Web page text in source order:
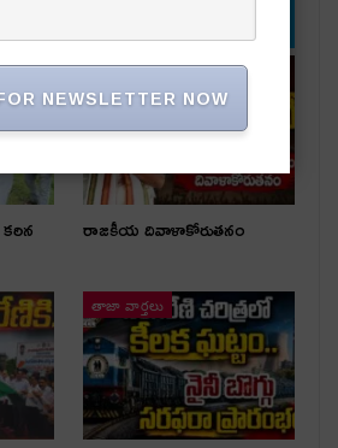
LIKE
కఠిన
తాజా వార్తలు
రాజకీయ దివాళాకోరుతనం
తాజా వార్తలు
NEWSLETTER NOW